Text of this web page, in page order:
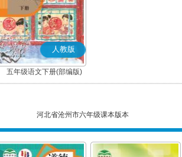
人教版
五年级语文下册(部编版)
河北省沧州市六年级课本版本